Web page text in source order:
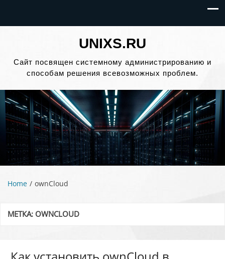
UNIXS.RU
Сайт посвящен системному администрированию и
способам решения всевозможных проблем.
Home ownCloud
МЕТКА: OWNCLOUD